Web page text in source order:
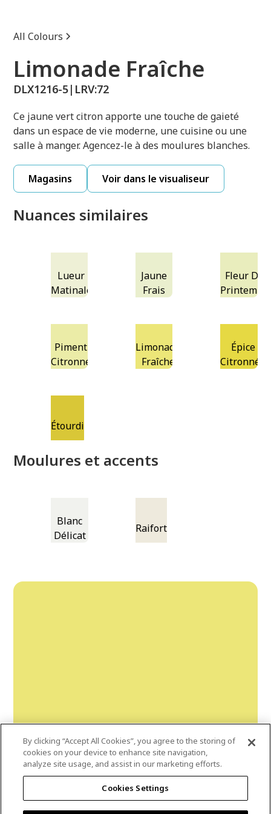
All Colours
Limonade Fraîche
DLX1216-5| LRV:72
Ce jaune vert citron apporte une touche de gaieté
dans un espace de vie moderne, une cuisine ou une
salle à manger. Agencez-le à des moulures blanches.
Magasins Voir dans le visualiseur
Nuances similaires
Lueur
Matinale
Jaune
Frais
Fleur De
Printemps
Piment
Citronné
Limonade
Fraîche
Épice
Citronnée
Étourdi
Moulures et accents
Blanc
Délicat
Raifort
DLX1216-5
By clicking “Accept All Cookies”, you agree to the storing of
cookies on your device to enhance site navigation,
analyze site usage, and assist in our marketing efforts.
Cookies Settings